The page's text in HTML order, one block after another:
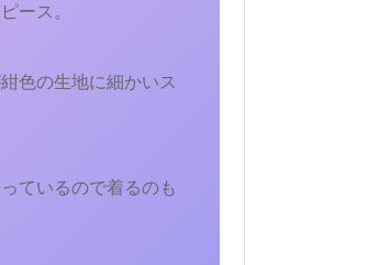
ース。
色の生地に細かいス
ているので着るのも